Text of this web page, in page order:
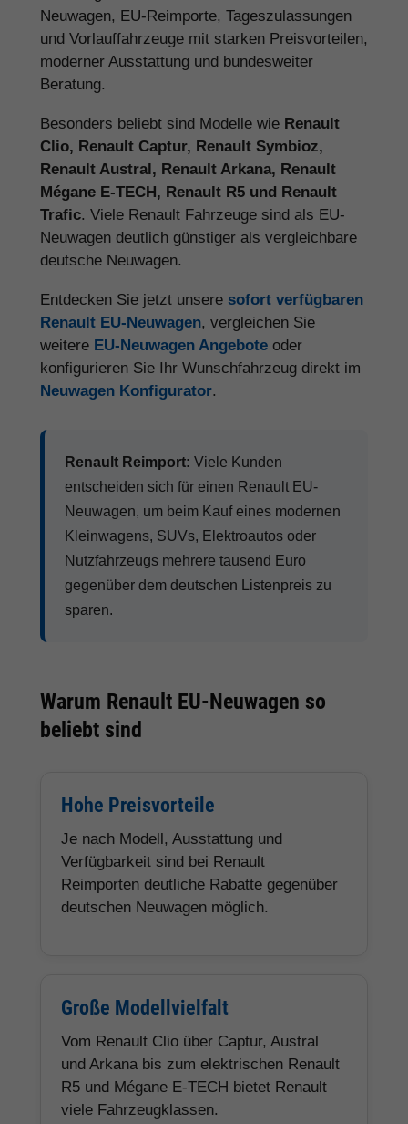
Neuwagen, EU-Reimporte, Tageszulassungen
und Vorlauffahrzeuge mit starken Preisvorteilen,
moderner Ausstattung und bundesweiter
Beratung.
Besonders beliebt sind Modelle wie Renault
Clio, Renault Captur, Renault Symbioz,
Renault Austral, Renault Arkana, Renault
Mégane E-TECH, Renault R5 und Renault
Trafic. Viele Renault Fahrzeuge sind als EU-
Neuwagen deutlich günstiger als vergleichbare
deutsche Neuwagen.
Entdecken Sie jetzt unsere sofort verfügbaren
Renault EU-Neuwagen, vergleichen Sie
weitere EU-Neuwagen Angebote oder
konfigurieren Sie Ihr Wunschfahrzeug direkt im
Neuwagen Konfigurator.
Renault Reimport: Viele Kunden
entscheiden sich für einen Renault EU-
Neuwagen, um beim Kauf eines modernen
Kleinwagens, SUVs, Elektroautos oder
Nutzfahrzeugs mehrere tausend Euro
gegenüber dem deutschen Listenpreis zu
sparen.
Warum Renault EU-Neuwagen so
beliebt sind
Hohe Preisvorteile
Je nach Modell, Ausstattung und
Verfügbarkeit sind bei Renault
Reimporten deutliche Rabatte gegenüber
deutschen Neuwagen möglich.
Große Modellvielfalt
Vom Renault Clio über Captur, Austral
und Arkana bis zum elektrischen Renault
R5 und Mégane E-TECH bietet Renault
viele Fahrzeugklassen.